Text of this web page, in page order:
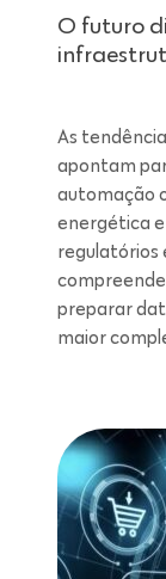
O futuro
As
apontam
automação
energética
regulatórios
preparar
maior